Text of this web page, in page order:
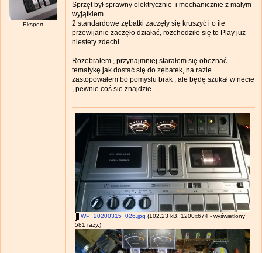
Ekspert
Sprzęt był sprawny elektrycznie i mechanicznie z małym
wyjątkiem.
2 standardowe zębatki zaczęły się kruszyć i o ile
przewijanie zaczęło działać, rozchodziło się to Play już
niestety zdechł.
Rozebrałem , przynajmniej starałem się obeznać
tematykę jak dostać się do zębatek, na razie
zastopowałem bo pomysłu brak , ale będę szukał w necie
, pewnie coś sie znajdzie.
WP_20200315_026.jpg (102.23 kB, 1200x674 - wyświetlony
581 razy.)